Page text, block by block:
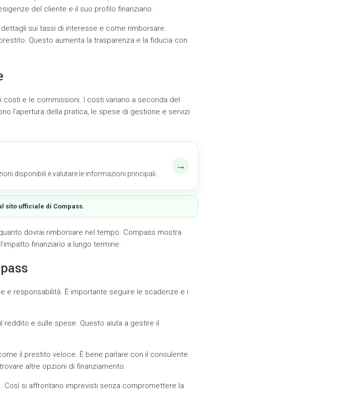
del cliente e il suo profilo finanziario.
sui tassi di interesse e come rimborsare.
Questo aumenta la trasparenza e la fiducia con
e le commissioni. I costi variano a seconda del
l’apertura della pratica, le spese di gestione e servizi
disponibili e valutare le informazioni principali.
→
sito ufficiale di Compass.
dovrai rimborsare nel tempo. Compass mostra
finanziario a lungo termine.
e responsabilità. È importante seguire le scadenze e i
reddito e sulle spese. Questo aiuta a gestire il
il prestito veloce. È bene parlare con il consulente
altre opzioni di finanziamento.
si affrontano imprevisti senza compromettere la